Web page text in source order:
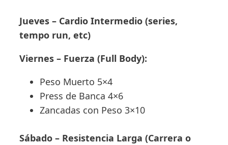
Jueves – Cardio Intermedio (series,
tempo run, etc)
Viernes – Fuerza (Full Body):
Peso Muerto 5×4
Press de Banca 4×6
Zancadas con Peso 3×10
Sábado – Resistencia Larga (Carrera o